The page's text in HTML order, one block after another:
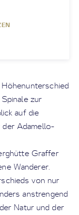
Höhenunterschied
zur
auf die
Adamello-
Graffer
Wanderer.
von nur
anstrengend
Natur und der